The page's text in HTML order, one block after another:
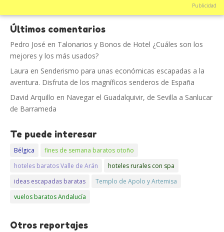
Publicidad
Últimos comentarios
Pedro José en Talonarios y Bonos de Hotel ¿Cuáles son los
mejores y los más usados?
Laura en Senderismo para unas económicas escapadas a la
aventura. Disfruta de los magníficos senderos de España
David Arquillo en Navegar el Guadalquivir, de Sevilla a Sanlucar
de Barrameda
Te puede interesar
Bélgica
fines de semana baratos otoño
hoteles baratos Valle de Arán
hoteles rurales con spa
ideas escapadas baratas
Templo de Apolo y Artemisa
vuelos baratos Andalucía
Otros reportajes